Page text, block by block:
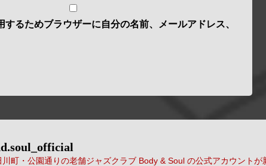
するためブラウザーに自分の名前、メールアドレス、
町・公園通りの老舗ジャズクラブ Body & Soul の公式アカウントが